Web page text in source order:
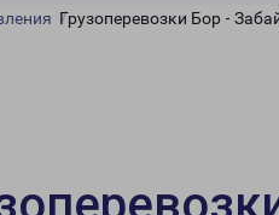
Грузоперевозки Бор -